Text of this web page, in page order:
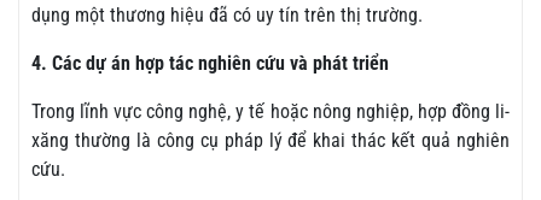
dụng một thương hiệu đã có uy tín trên thị trường.
4. Các dự án hợp tác nghiên cứu và phát triển
Trong lĩnh vực công nghệ, y tế hoặc nông nghiệp, hợp đồng li-
xăng thường là công cụ pháp lý để khai thác kết quả nghiên
cứu.